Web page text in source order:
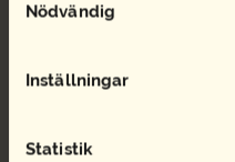
Nödvändig
Inställningar
Statistik
OM SUBMANS